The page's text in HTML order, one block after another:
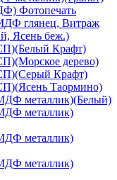
Фотопечать
глянец, Витраж
Ясень беж.)
Крафт)
дерево)
Крафт)
Таормино)
металлик)(Белый)
металлик)
металлик)
металлик)